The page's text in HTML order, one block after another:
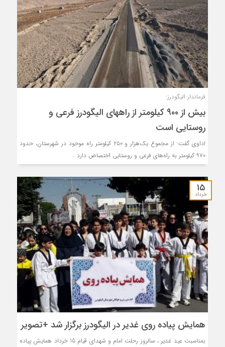
فرماندار الیگودرز:
بیش از ۹۰۰ کیلومتر از راههای الیگودرز فرعی و
روستایی است
اداوی گفت: از مجموع یک‌هزار و ۲۵۰ کیلومتر راه موجود در شهرستان، حدود
۹۷۰ کیلومتر به راه‌های فرعی و روستایی اختصاص دارد .
۱۵
خرداد
همایش پیاده روی غدیر در الیگودرز برگزار شد +تصویر
بمناسبت عید غدیر ، سالروز رحلت امام و شهدای قیام 15 خرداد همایش پیاده